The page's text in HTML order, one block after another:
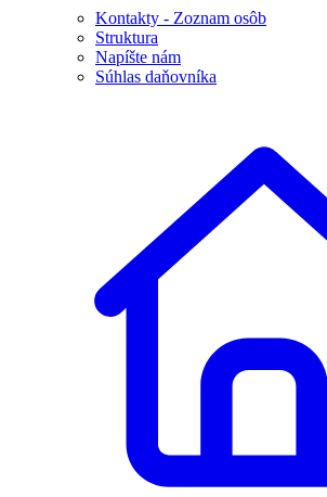
Kontakty - Zoznam osôb
Struktura
Napíšte nám
Súhlas daňovníka